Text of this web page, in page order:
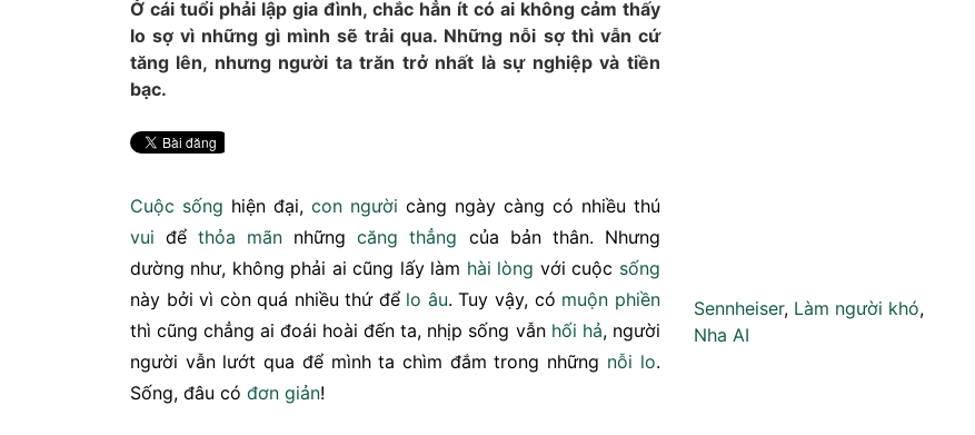
Ở cái tuổi phải lập gia đình, chắc hẳn ít có ai không cảm thấy
lo sợ vì những gì mình sẽ trải qua. Những nỗi sợ thì vẫn cứ
tăng lên, nhưng người ta trăn trở nhất là sự nghiệp và tiền
bạc.
Cuộc sống hiện đại, con người càng ngày càng có nhiều thú
vui đểthỏa mãn nhữngcăng thẳng của bản thân. Nhưng
dường như, không phải ai cũng lấy làm hài lòng với cuộc sống
này bởi vì còn quá nhiều thứ để lo âu. Tuy vậy, có muộn phiền
thì cũng chẳng ai đoái hoài đến ta, nhịp sống vẫn hối hả, người
người vẫn lướt qua để mình ta chìm đắm trong những nỗi lo.
Sống, đâu có đơn giản!
Sennheiser, Làm người khó,
Nha AI